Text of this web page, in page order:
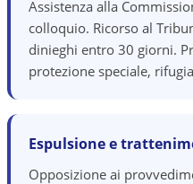
Assistenza alla
colloquio. Ricorso al
dinieghi entro 30 giorni.
protezione speciale,
Espulsione e
Opposizione ai